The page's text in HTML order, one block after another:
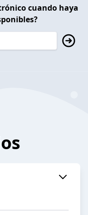
cuando haya